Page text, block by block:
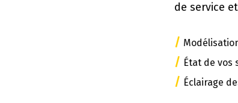
de service et la sécurité de vos
Modélisation des flux et
État de vos solutions et de vos
Éclairage des accélérateurs et